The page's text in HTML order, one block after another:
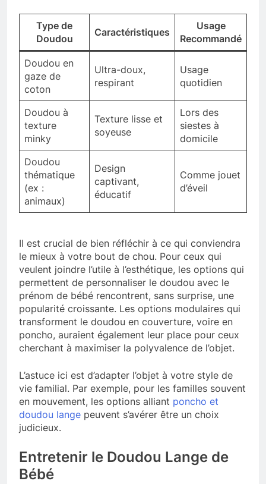
Type de
Doudou
Caractéristiques
Usage
Recommandé
Doudou en
gaze de
coton
Ultra-doux,
respirant
Usage
quotidien
Doudou à
texture
minky
Texture lisse et
soyeuse
Lors des
siestes à
domicile
Doudou
thématique
(ex :
animaux)
Design
captivant,
éducatif
Comme jouet
d’éveil
Il est crucial de bien réfléchir à ce qui conviendra
le mieux à votre bout de chou. Pour ceux qui
veulent joindre l’utile à l’esthétique, les options qui
permettent de personnaliser le doudou avec le
prénom de bébé rencontrent, sans surprise, une
popularité croissante. Les options modulaires qui
transforment le doudou en couverture, voire en
poncho, auraient également leur place pour ceux
cherchant à maximiser la polyvalence de l’objet.
L’astuce ici est d’adapter l’objet à votre style de
vie familial. Par exemple, pour les familles souvent
en mouvement, les options alliant poncho et
doudou lange peuvent s’avérer être un choix
judicieux.
Entretenir le Doudou Lange de
Bébé